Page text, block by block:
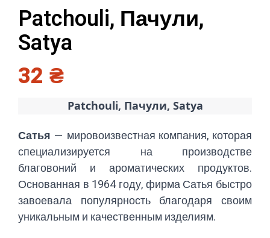
Patchouli, Пачули,
Satya
32₴
Patchouli, Пачули, Satya
Сатья — мировоизвестная компания, которая
специализируется на производстве
благовоний и ароматических продуктов.
Основанная в 1964 году, фирма Сатья быстро
завоевала популярность благодаря своим
уникальным и качественным изделиям.